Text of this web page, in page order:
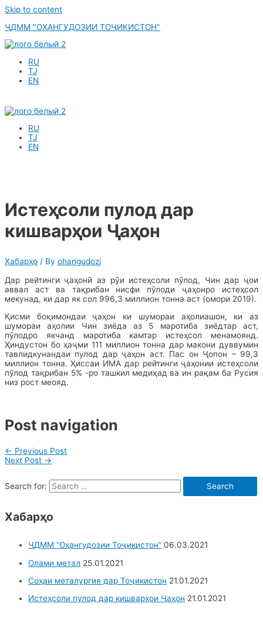
Skip to content
ҶДММ "ОҲАНГУДОЗИИ ТОҶИКИСТОН"
RU
TJ
EN
RU
TJ
EN
Истеҳсоли пулод дар
кишварҳои Ҷаҳон
Хабарҳо / By ohangudozi
Дар рейтинги ҷаҳонӣ аз рӯи истеҳсоли пӯлод, Чин дар ҷои
аввал аст ва тақрибан нисфи пӯлоди ҷаҳонро истеҳсол
мекунад, ки дар як сол 996,3 миллион тонна аст (омори 2019).
Қисми боқимондаи ҷаҳон ки шумораи аҳолиашон, ки аз
шумораи аҳолии Чин зиёда аз 5 маротиба зиёдтар аст,
пӯлодро якчанд маротиба камтар истеҳсол менамоянд.
Ҳиндустон бо ҳаҷми 111 миллион тонна дар макони дуввумин
тавлидкунандаи пулод дар ҷаҳон аст. Пас он Ҷопон – 99,3
миллион тонна. Ҳиссаи ИМА дар рейтинги ҷаҳонии истеҳсоли
пӯлод тақрибан 5% -ро ташкил медиҳад ва ин рақам ба Русия
низ рост меояд.
Post navigation
← Previous Post
Next Post →
Search for:
Хабарҳо
ҶДММ “Оҳангудозии Тоҷикистон” 06.03.2021
Олами метал 25.01.2021
Соҳаи металургия дар Тоҷикистон 21.01.2021
Истеҳсоли пулод дар кишварҳои Ҷаҳон 21.01.2021